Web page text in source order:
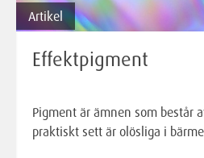
Artikel
Effektpigment
Pigment är ämnen som består
praktiskt sett är olösliga i